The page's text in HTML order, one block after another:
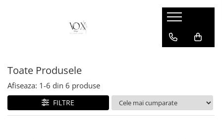
Toate Produsele
Afiseaza: 1-6 din 6 produse
FILTRE